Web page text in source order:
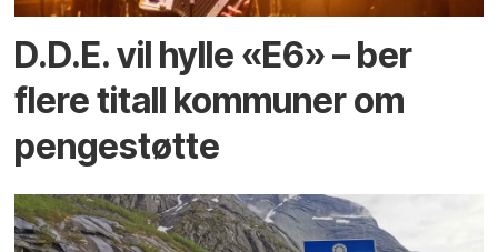
D.D.E. vil hylle «E6» – ber
flere titall kommuner om
pengestøtte